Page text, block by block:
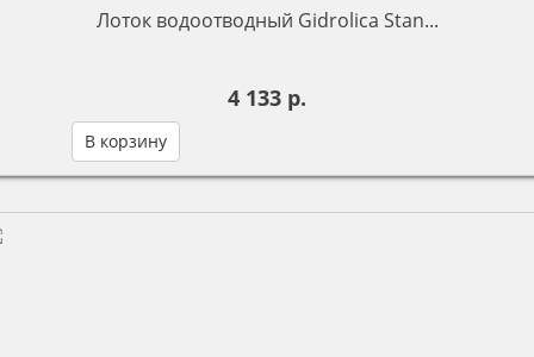
Лоток водоотводный Gidrolica Stan...
4 133 р.
В корзину